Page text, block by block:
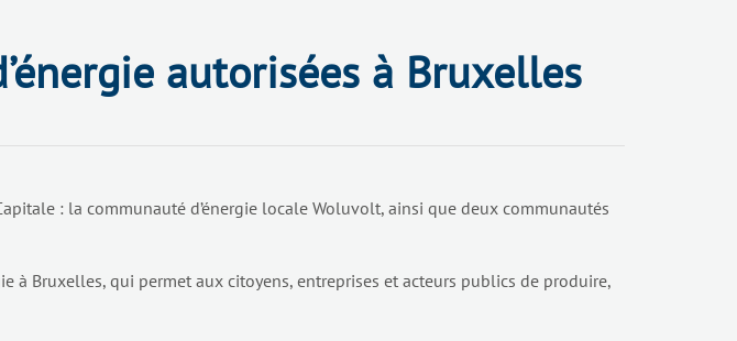
autorisées à Bruxelles
: la communauté d’énergie locale Woluvolt, ainsi que deux communautés
à Bruxelles, qui permet aux citoyens, entreprises et acteurs publics de produire,